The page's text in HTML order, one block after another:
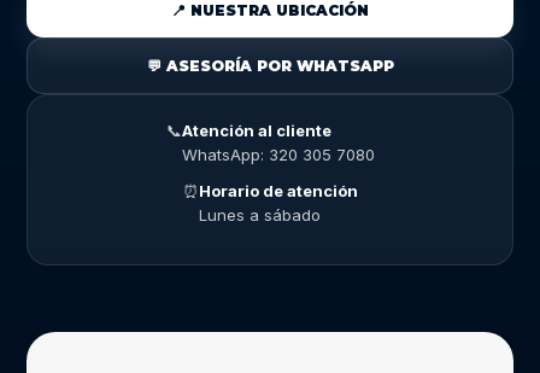
📍 NUESTRA UBICACIÓN
💬 ASESORÍA POR WHATSAPP
📞Atención al cliente
WhatsApp: 320 305 7080
⏰Horario de atención
Lunes a sábado